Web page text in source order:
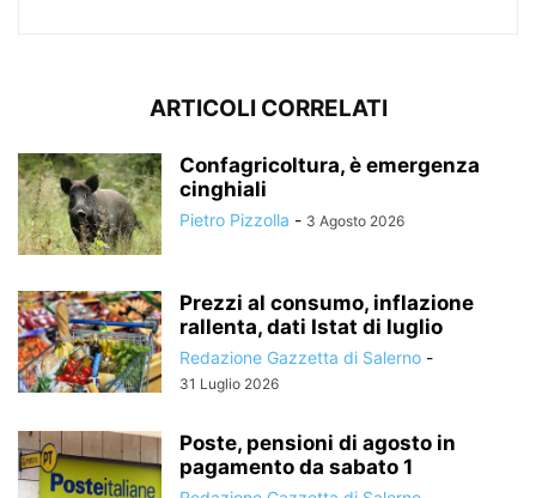
ARTICOLI CORRELATI
Confagricoltura, è emergenza
cinghiali
Pietro Pizzolla - 3 Agosto 2026
Prezzi al consumo, inflazione
rallenta, dati Istat di luglio
Redazione Gazzetta di Salerno -
31 Luglio 2026
Poste, pensioni di agosto in
pagamento da sabato 1